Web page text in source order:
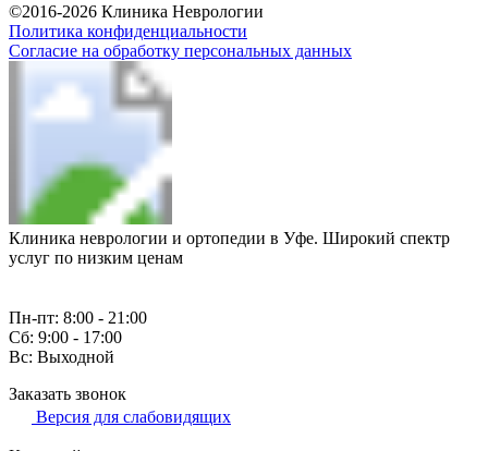
©2016-2026 Клиника Неврологии
Политика конфиденциальности
Согласие на обработку персональных данных
Клиника неврологии и ортопедии в Уфе. Широкий спектр
услуг по низким ценам
Пн-пт: 8:00 - 21:00
Сб: 9:00 - 17:00
Вс: Выходной
Заказать звонок
Версия для слабовидящих